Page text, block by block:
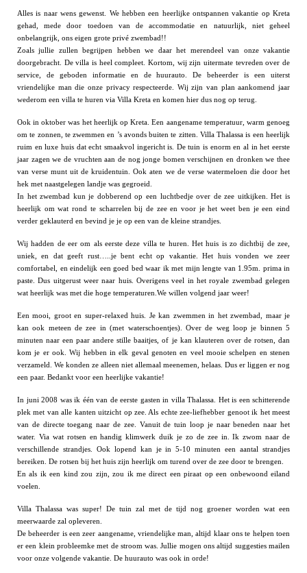
Alles is naar wens gewenst. We hebben een heerlijke ontspannen vakantie op Kreta
gehad, mede door toedoen van de accommodatie en natuurlijk, niet geheel
onbelangrijk, ons eigen grote privé zwembad!!
Zoals jullie zullen begrijpen hebben we daar het merendeel van onze vakantie
doorgebracht. De villa is heel compleet. Kortom, wij zijn uitermate tevreden over de
service, de geboden informatie en de huurauto. De beheerder is een uiterst
vriendelijke man die onze privacy respecteerde. Wij zijn van plan aankomend jaar
wederom een villa te huren via Villa Kreta en komen hier dus nog op terug.
Ook in oktober was het heerlijk op Kreta. Een aangename temperatuur, warm genoeg
om te zonnen, te zwemmen en ’s avonds buiten te zitten. Villa Thalassa is een heerlijk
ruim en luxe huis dat echt smaakvol ingericht is. De tuin is enorm en al in het eerste
jaar zagen we de vruchten aan de nog jonge bomen verschijnen en dronken we thee
van verse munt uit de kruidentuin. Ook aten we de verse watermeloen die door het
hek met naastgelegen landje was gegroeid.
In het zwembad kun je dobberend op een luchtbedje over de zee uitkijken. Het is
heerlijk om wat rond te scharrelen bij de zee en voor je het weet ben je een eind
verder geklauterd en bevind je je op een van de kleine strandjes.
Wij hadden de eer om als eerste deze villa te huren. Het huis is zo dichtbij de zee,
uniek, en dat geeft rust…..je bent echt op vakantie. Het huis vonden we zeer
comfortabel, en eindelijk een goed bed waar ik met mijn lengte van 1.95m. prima in
paste. Dus uitgerust weer naar huis. Overigens veel in het royale zwembad gelegen
wat heerlijk was met die hoge temperaturen.We willen volgend jaar weer!
Een mooi, groot en super-relaxed huis. Je kan zwemmen in het zwembad, maar je
kan ook meteen de zee in (met waterschoentjes). Over de weg loop je binnen 5
minuten naar een paar andere stille baaitjes, of je kan klauteren over de rotsen, dan
kom je er ook. Wij hebben in elk geval genoten en veel mooie schelpen en stenen
verzameld. We konden ze alleen niet allemaal meenemen, helaas. Dus er liggen er nog
een paar. Bedankt voor een heerlijke vakantie!
In juni 2008 was ik één van de eerste gasten in villa Thalassa. Het is een schitterende
plek met van alle kanten uitzicht op zee. Als echte zee-liefhebber genoot ik het meest
van de directe toegang naar de zee. Vanuit de tuin loop je naar beneden naar het
water. Via wat rotsen en handig klimwerk duik je zo de zee in. Ik zwom naar de
verschillende strandjes. Ook lopend kan je in 5-10 minuten een aantal strandjes
bereiken. De rotsen bij het huis zijn heerlijk om turend over de zee door te brengen.
En als ik een kind zou zijn, zou ik me direct een piraat op een onbewoond eiland
voelen.
Villa Thalassa was super! De tuin zal met de tijd nog groener worden wat een
meerwaarde zal opleveren.
De beheerder is een zeer aangename, vriendelijke man, altijd klaar ons te helpen toen
er een klein probleemke met de stroom was. Jullie mogen ons altijd suggesties mailen
voor onze volgende vakantie. De huurauto was ook in orde!